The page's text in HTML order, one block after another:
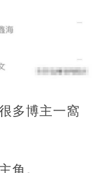
多博主一窩
角。